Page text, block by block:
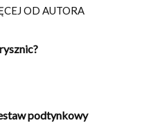
OD AUTORA
podtynkowy